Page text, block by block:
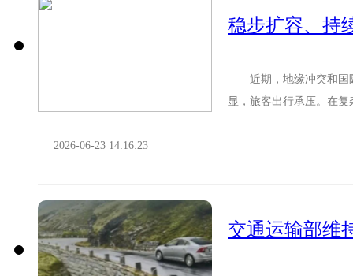
稳步扩容、持
近期，地缘冲突和国际
显，旅客出行承压。在
2026-06-23 14:16:23